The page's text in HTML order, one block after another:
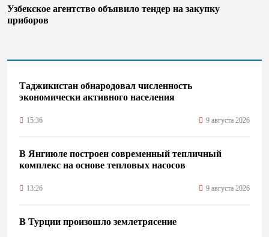
Узбекское агентство объявило тендер на закупку
приборов
Таджикистан обнародовал численность
экономически активного населения
15:36 9 августа 2026
В Янгиюле построен современный тепличный
комплекс на основе тепловых насосов
13:26 9 августа 2026
В Турции произошло землетрясение